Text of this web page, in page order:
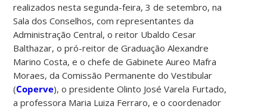
realizados nesta segunda-feira, 3 de setembro, na
Sala dos Conselhos, com representantes da
Administração Central, o reitor Ubaldo Cesar
Balthazar, o pró-reitor de Graduação Alexandre
Marino Costa, e o chefe de Gabinete Aureo Mafra
Moraes, da Comissão Permanente do Vestibular
(Coperve), o presidente Olinto José Varela Furtado,
a professora Maria Luiza Ferraro, e o coordenador